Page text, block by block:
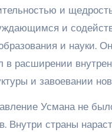
и
и
и науки.
в расширении
и завоевании
Усмана не
Внутри страны